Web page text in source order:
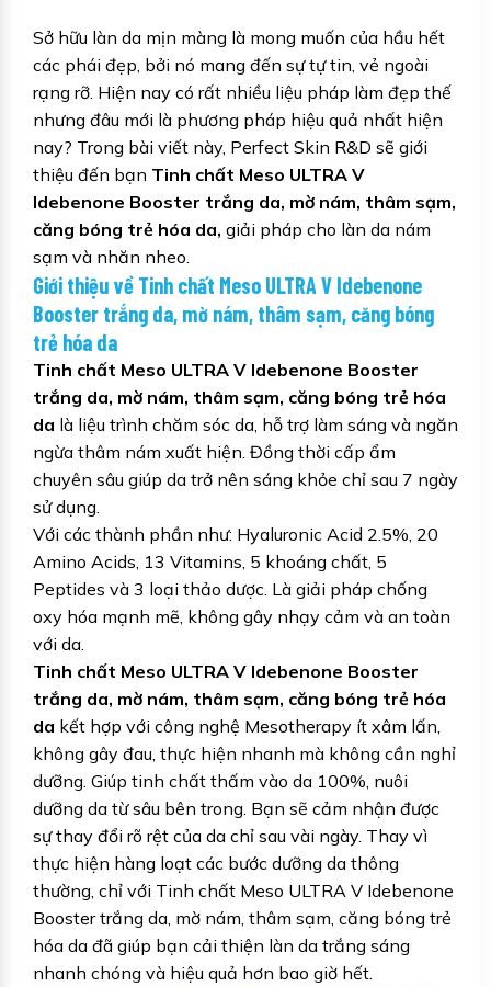
Sở hữu làn da mịn màng là mong muốn của hầu hết
các phái đẹp, bởi nó mang đến sự tự tin, vẻ ngoài
rạng rỡ. Hiện nay có rất nhiều liệu pháp làm đẹp thế
nhưng đâu mới là phương pháp hiệu quả nhất hiện
nay? Trong bài viết này, Perfect Skin R&D sẽ giới
thiệu đến bạn Tinh chất Meso ULTRA V
Idebenone Booster trắng da, mờ nám, thâm sạm,
căng bóng trẻ hóa da, giải pháp cho làn da nám
sạm và nhăn nheo.
Giới thiệu về Tinh chất Meso ULTRA V Idebenone
Booster trắng da, mờ nám, thâm sạm, căng bóng
trẻ hóa da
Tinh chất Meso ULTRA V Idebenone Booster
trắng da, mờ nám, thâm sạm, căng bóng trẻ hóa
da là liệu trình chăm sóc da, hỗ trợ làm sáng và ngăn
ngừa thâm nám xuất hiện. Đồng thời cấp ẩm
chuyên sâu giúp da trở nên sáng khỏe chỉ sau 7 ngày
sử dụng.
Với các thành phần như: Hyaluronic Acid 2.5%, 20
Amino Acids, 13 Vitamins, 5 khoáng chất, 5
Peptides và 3 loại thảo dược. Là giải pháp chống
oxy hóa mạnh mẽ, không gây nhạy cảm và an toàn
với da.
Tinh chất Meso ULTRA V Idebenone Booster
trắng da, mờ nám, thâm sạm, căng bóng trẻ hóa
da kết hợp với công nghệ Mesotherapy ít xâm lấn,
không gây đau, thực hiện nhanh mà không cần nghỉ
dưỡng. Giúp tinh chất thấm vào da 100%, nuôi
dưỡng da từ sâu bên trong. Bạn sẽ cảm nhận được
sự thay đổi rõ rệt của da chỉ sau vài ngày. Thay vì
thực hiện hàng loạt các bước dưỡng da thông
thường, chỉ với Tinh chất Meso ULTRA V Idebenone
Booster trắng da, mờ nám, thâm sạm, căng bóng trẻ
hóa da đã giúp bạn cải thiện làn da trắng sáng
nhanh chóng và hiệu quả hơn bao giờ hết.